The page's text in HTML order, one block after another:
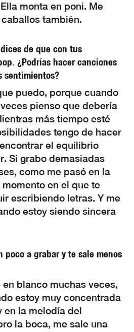
monta en poni. Me
también.
de que con tus
¿Podrías hacer canciones
sentimientos?
puedo, porque cuando
pienso que debería
más tiempo esté
tengo de hacer
el equilibrio
Si grabo demasiadas
como me pasó en la
en el que te
escribiendo letras. Y me
estoy siendo sincera
poco a grabar y te sale menos
en blanco muchas veces,
estoy muy concentrada
en la melodía del
la boca, me sale una